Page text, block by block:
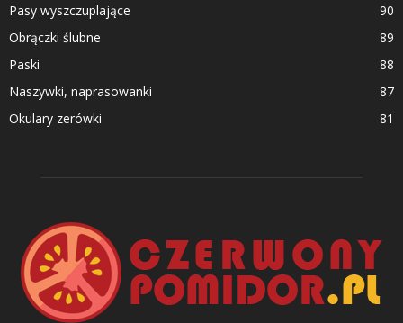
Pasy wyszczuplające
90
Obrączki ślubne
89
Paski
88
Naszywki, naprasowanki
87
Okulary zerówki
81